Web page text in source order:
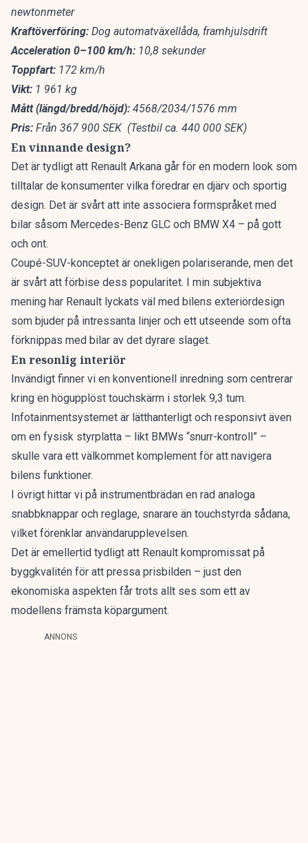
newtonmeter
Kraftöverföring: Dog automatväxellåda, framhjulsdrift
Acceleration 0–100 km/h: 10,8 sekunder
Toppfart: 172 km/h
Vikt: 1 961 kg
Mått (längd/bredd/höjd): 4568/2034/1576 mm
Pris: Från 367 900 SEK (Testbil ca. 440 000 SEK)
En vinnande design?
Det är tydligt att Renault Arkana går för en modern look som
tilltalar de konsumenter vilka föredrar en djärv och sportig
design. Det är svårt att inte associera formspråket med
bilar såsom Mercedes-Benz GLC och BMW X4 – på gott
och ont.
Coupé-SUV-konceptet är onekligen polariserande, men det
är svårt att förbise dess popularitet. I min subjektiva
mening har Renault lyckats väl med bilens exteriördesign
som bjuder på intressanta linjer och ett utseende som ofta
förknippas med bilar av det dyrare slaget.
En resonlig interiör
Invändigt finner vi en konventionell inredning som centrerar
kring en högupplöst touchskärm i storlek 9,3 tum.
Infotainmentsystemet är lätthanterligt och responsivt även
om en fysisk styrplatta – likt BMWs “snurr-kontroll” –
skulle vara ett välkommet komplement för att navigera
bilens funktioner.
I övrigt hittar vi på instrumentbrädan en rad analoga
snabbknappar och reglage, snarare än touchstyrda sådana,
vilket förenklar användarupplevelsen.
Det är emellertid tydligt att Renault kompromissat på
byggkvalitén för att pressa prisbilden – just den
ekonomiska aspekten får trots allt ses som ett av
modellens främsta köpargument.
ANNONS